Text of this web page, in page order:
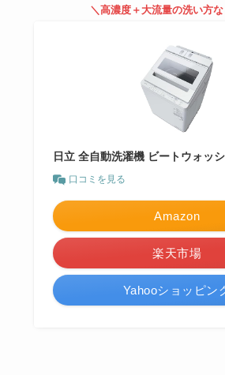
＼高濃度＋大流量の洗い方
日立 全自動洗濯機 ビートウォッ
口コミを見る
Amazon
楽天市場
Yahooショッピン